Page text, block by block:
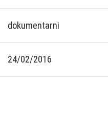
dokumentarni
24/02/2016